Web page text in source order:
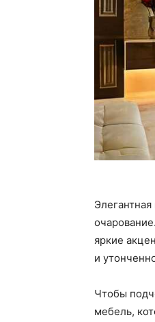
Элегантная
яркие
и
Чтобы
мебель,